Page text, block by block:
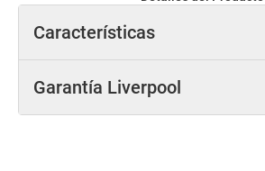
Características
Garantía Liverpool